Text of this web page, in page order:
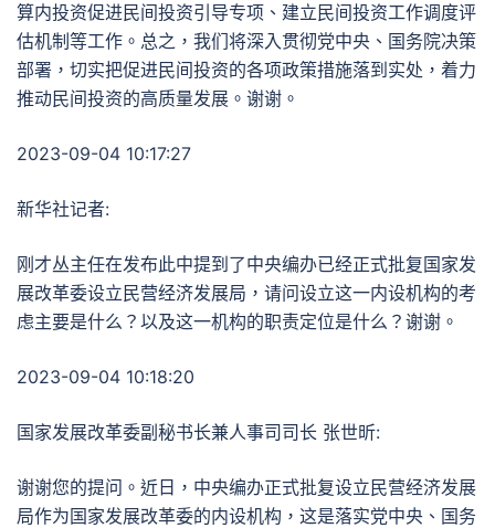
算内投资促进民间投资引导专项、建立民间投资工作调度评
估机制等工作。总之，我们将深入贯彻党中央、国务院决策
部署，切实把促进民间投资的各项政策措施落到实处，着力
推动民间投资的高质量发展。谢谢。
2023-09-04 10:17:27
新华社记者:
刚才丛主任在发布此中提到了中央编办已经正式批复国家发
展改革委设立民营经济发展局，请问设立这一内设机构的考
虑主要是什么？以及这一机构的职责定位是什么？谢谢。
2023-09-04 10:18:20
国家发展改革委副秘书长兼人事司司长 张世昕:
谢谢您的提问。近日，中央编办正式批复设立民营经济发展
局作为国家发展改革委的内设机构，这是落实党中央、国务